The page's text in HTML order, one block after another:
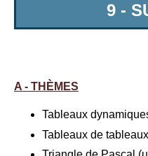
9 -
A - THÈMES
Tableaux
Tableaux de tableaux